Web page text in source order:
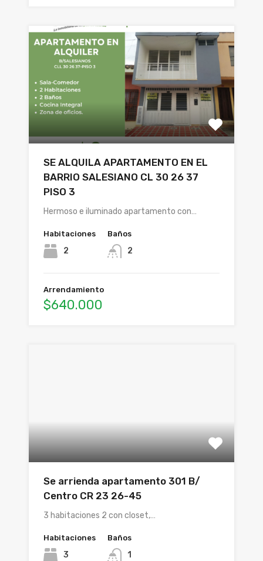
SE ALQUILA APARTAMENTO EN EL
BARRIO SALESIANO CL 30 26 37
PISO 3
Hermoso e iluminado apartamento con…
Habitaciones
2
Baños
2
Arrendamiento
$640.000
Se arrienda apartamento 301 B/
Centro CR 23 26-45
3 habitaciones 2 con closet,…
Habitaciones
3
Baños
1